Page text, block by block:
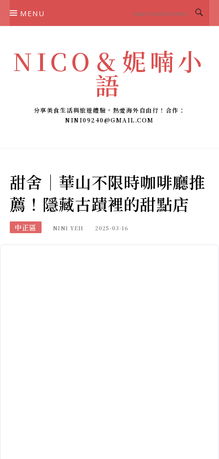
MENU
NICO＆妮喃小
語
分享美食生活與旅遊體驗，熱愛海外自由行！合作：
NINI09240@GMAIL.COM
甜舍｜華山不限時咖啡廳推
薦！隱藏古蹟裡的甜點店
中正區 NINI YEH 2025-03-16